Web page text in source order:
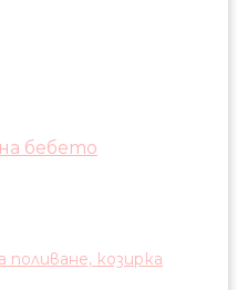
бебето
поливане, козирка